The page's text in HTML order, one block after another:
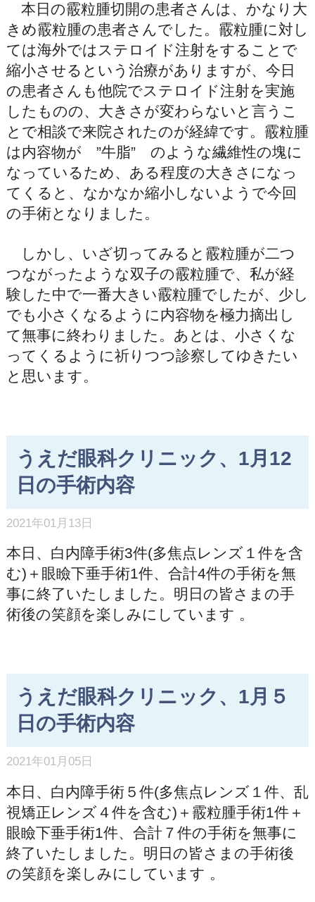
本日の霰粒腫切開の患者さんは、かなり大
きめ霰粒腫の患者さんでした。霰粒腫に対し
ては海外ではステロイド注射をすることで
縮小させるという治療がありますが、今日
の患者さんも他院でステロイド注射を実施
したものの、大きさが変わらないと言うこ
とで相談で来院されたのが経緯です。霰粒腫
は内容物が ”牛脂” のような繊維性の塊に
なっているため、ある程度の大きさになっ
てくると、なかなか縮小しないようで今回
の手術となりました。
しかし、いざ切ってみると霰粒腫が二つ
つながったような双子の霰粒腫で、私が経
験した中で一番大きい霰粒腫でしたが、少し
でも小さくなるように内容物を極力摘出し
て無事に終わりました。あとは、小さくな
ってくるように祈りつつ診察してゆきたい
と思います。
うえだ眼科クリニック、1月12
日の手術内容
2021年01月13日
本日、白内障手術3件(多焦点レンズ１件を含
む)＋眼瞼下垂手術1件、合計4件の手術を無
事に終了いたしました。明日の皆さまの手
術後の笑顔を楽しみにしています 。
うえだ眼科クリニック、1月５
日の手術内容
2021年01月05日
本日、白内障手術５件(多焦点レンズ１件、乱
視矯正レンズ４件を含む)＋霰粒腫手術1件＋
眼瞼下垂手術1件、合計７件の手術を無事に
終了いたしました。明日の皆さまの手術後
の笑顔を楽しみにしています 。